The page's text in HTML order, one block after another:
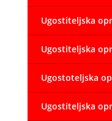
Ugostiteljska
Ugostiteljska
Ugostoteljska
Ugostiteljska